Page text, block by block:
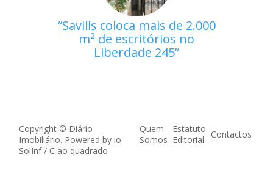
Savills coloca mais de 2.000
m² de escritórios no
Liberdade 245
Copyright © Diário
Imobiliário. Powered by io
SolInf/ C ao quadrado
Quem
Somos
Estatuto
Editorial
Contactos